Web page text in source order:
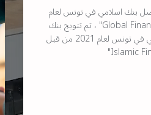
بنك اسلامي في تونس لعام
2021 من قبل مجلة "Global Finance" ، تم تتويج بنك
البركة كأفضل بنك إسلامي في تونس لعام 2021 من قبل